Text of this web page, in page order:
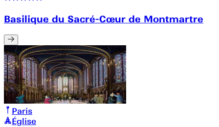
Basilique du Sacré-Cœur de Montmartre
Paris
Église